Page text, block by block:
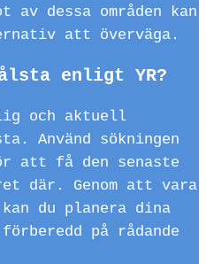
dessa områden kan
att överväga.
enligt YR?
och aktuell
Använd sökningen
att få den senaste
där. Genom att vara
du planera dina
på rådande